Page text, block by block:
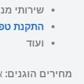
שירותי
התקנת
ועוד
מחירים הוגנים: